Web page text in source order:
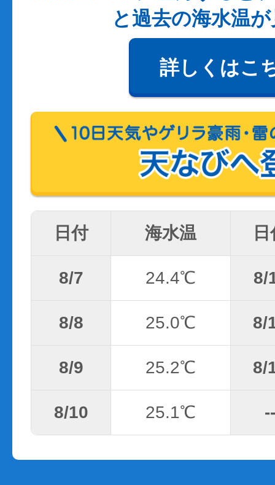
と過去の海水温
詳しくはこ
日付 海水温
8/7 24.4℃ 8/
8/8 25.0℃ 8/
8/9 25.2℃ 8/
8/10 25.1℃ --